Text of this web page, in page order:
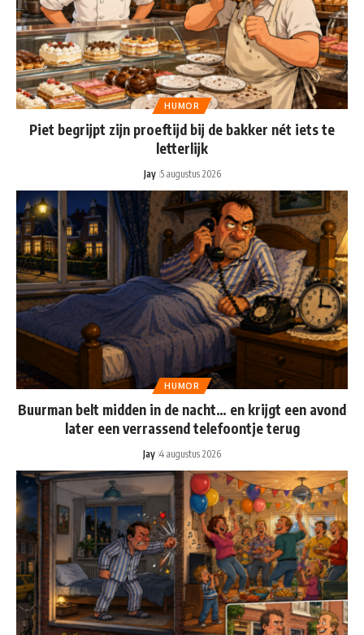
HUMOR
Piet begrijpt zijn proeftijd bij de bakker nét iets te
letterlijk
Jay 5 augustus 2026
HUMOR
Buurman belt midden in de nacht… en krijgt een avond
later een verrassend telefoontje terug
Jay 4 augustus 2026